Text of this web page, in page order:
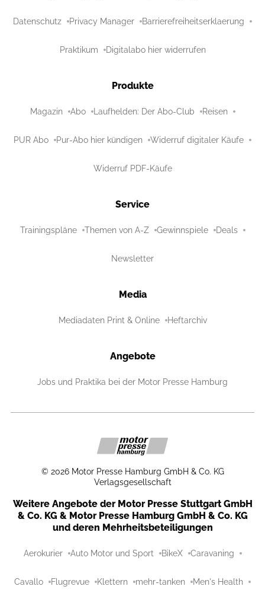
Datenschutz Privacy Manager Barrierefreiheitserklaerung
Praktikum Digitalabo hier widerrufen
Produkte
Magazin Abo Laufhelden: Der Abo-Club Reisen
PUR Abo Pur-Abo hier kündigen Widerruf digitaler Käufe
Widerruf PDF-Käufe
Service
Trainingspläne Themen von A-Z Gewinnspiele Deals
Newsletter
Media
Mediadaten Print & Online Heftarchiv
Angebote
Jobs und Praktika bei der Motor Presse Hamburg
© 2026 Motor Presse Hamburg GmbH & Co. KG
Verlagsgesellschaft
Weitere Angebote der Motor Presse Stuttgart GmbH
& Co. KG & Motor Presse Hamburg GmbH & Co. KG
und deren Mehrheitsbeteiligungen
Aerokurier Auto Motor und Sport BikeX Caravaning
Cavallo Flugrevue Klettern mehr-tanken Men's Health